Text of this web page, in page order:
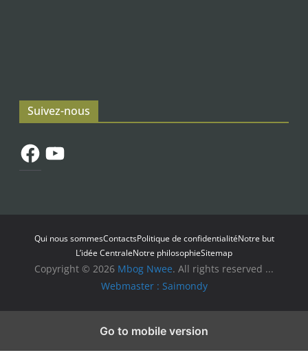
Suivez-nous
FacebookYouTube
Qui nous sommesContactsPolitique de confidentialitéNotre but
L’idée CentraleNotre philosophieSitemap
Copyright © 2026 Mbog Nwee. All rights reserved ...
Webmaster : Saimondy
Go to mobile version